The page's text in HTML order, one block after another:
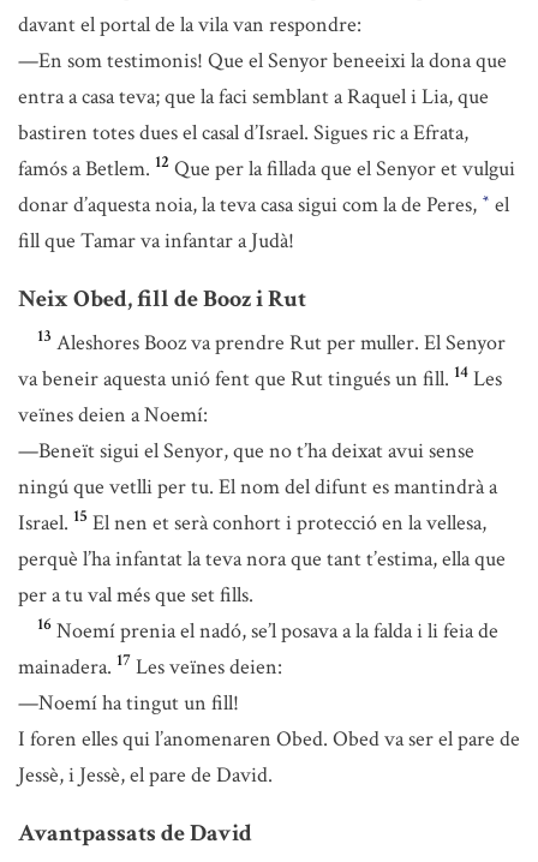
davant el portal de la vila van respondre:
—En som testimonis! Que el Senyor beneeixi la dona que
entra a casa teva; que la faci semblant a Raquel i Lia, que
bastiren totes dues el casal d’Israel. Sigues ric a Efrata,
famós a Betlem. 12 Que per la fillada que el Senyor et vulgui
donar d’aquesta noia, la teva casa sigui com la de Peres, * el
fill que Tamar va infantar a Judà!
Neix Obed, fill de Booz i Rut
13 Aleshores Booz va prendre Rut per muller. El Senyor
va beneir aquesta unió fent que Rut tingués un fill. 14 Les
veïnes deien a Noemí:
—Beneït sigui el Senyor, que no t’ha deixat avui sense
ningú que vetlli per tu. El nom del difunt es mantindrà a
Israel. 15 El nen et serà conhort i protecció en la vellesa,
perquè l’ha infantat la teva nora que tant t’estima, ella que
per a tu val més que set fills.
16 Noemí prenia el nadó, se’l posava a la falda i li feia de
mainadera. 17 Les veïnes deien:
—Noemí ha tingut un fill!
I foren elles qui l’anomenaren Obed. Obed va ser el pare de
Jessè, i Jessè, el pare de David.
Avantpassats de David